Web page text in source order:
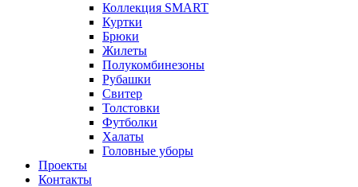
Коллекция SMART
Куртки
Брюки
Жилеты
Полукомбинезоны
Рубашки
Свитер
Толстовки
Футболки
Халаты
Головные уборы
Проекты
Контакты